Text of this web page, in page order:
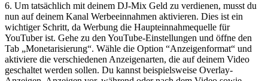
6. Um tatsächlich mit deinem DJ-Mix Geld zu verdienen, musst du
nun auf deinem ‌Kanal Werbeeinnahmen ⁢aktivieren. Dies ist ein
wichtiger Schritt, da Werbung die Haupteinnahmequelle für
YouTuber ist. Gehe zu den⁣ YouTube-Einstellungen und öffne den
Tab „Monetarisierung“. Wähle die Option ‍“Anzeigenformat“ und
aktiviere die verschiedenen Anzeigenarten, die auf deinem Video
geschaltet werden sollen. Du kannst beispielsweise Overlay-